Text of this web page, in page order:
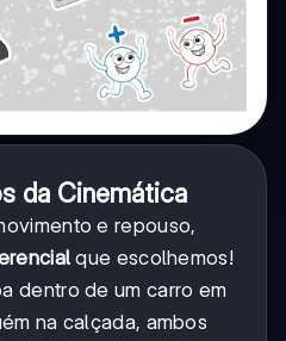
da Cinemática
e repouso,
que escolhemos!
dentro de um carro em
na calçada, ambos